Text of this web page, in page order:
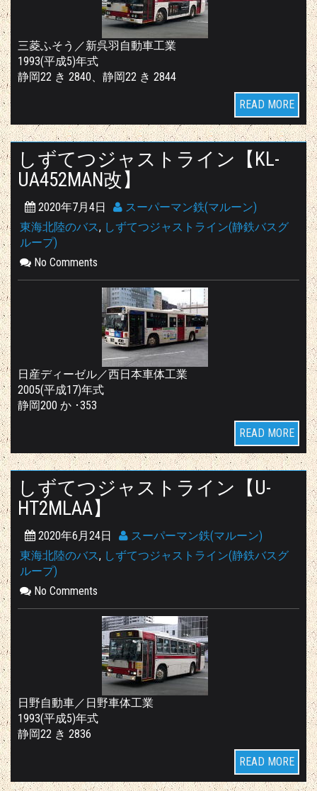
三菱ふそう／新呉羽自動車工業
1993(平成5)年式
静岡22 き 2840、静岡22 き 2844
READ MORE
しずてつジャストライン【KL-
UA452MAN改】
2020年7月4日
スーパーマン鉄(マルーン)
東海北陸のバス, しずてつジャストライン(静鉄バスグ
ループ)
No Comments
日産ディーゼル／西日本車体工業
2005(平成17)年式
静岡200 か ･353
READ MORE
しずてつジャストライン【U-
HT2MLAA】
2020年6月24日
スーパーマン鉄(マルーン)
東海北陸のバス, しずてつジャストライン(静鉄バスグ
ループ)
No Comments
日野自動車／日野車体工業
1993(平成5)年式
静岡22 き 2836
READ MORE